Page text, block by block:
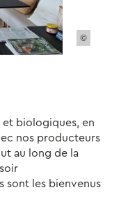
©
et biologiques, en
nos producteurs
au long de la
les bienvenus